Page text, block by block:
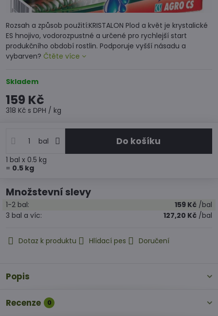
Rozsah a způsob použití:KRISTALON Plod a květ je krystalické
ES hnojivo, vodorozpustné a určené pro rychlejší start
produkčního období rostlin. Podporuje vyšší násadu a
vybarven? Čtěte více
Skladem
159 Kč
318 Kč s DPH / kg
bal Do košíku
1 bal x 0.5 kg
= 0.5 kg
Množstevní slevy
1-2 bal: 159 Kč /bal
3 bal a víc: 127,20 Kč /bal
Dotaz k produktu Hlídací pes Doručení
Popis
Recenze 0